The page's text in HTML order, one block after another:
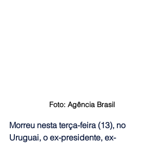
Foto: Agência Brasil
Morreu nesta terça-feira (13), no
Uruguai, o ex-presidente, ex-